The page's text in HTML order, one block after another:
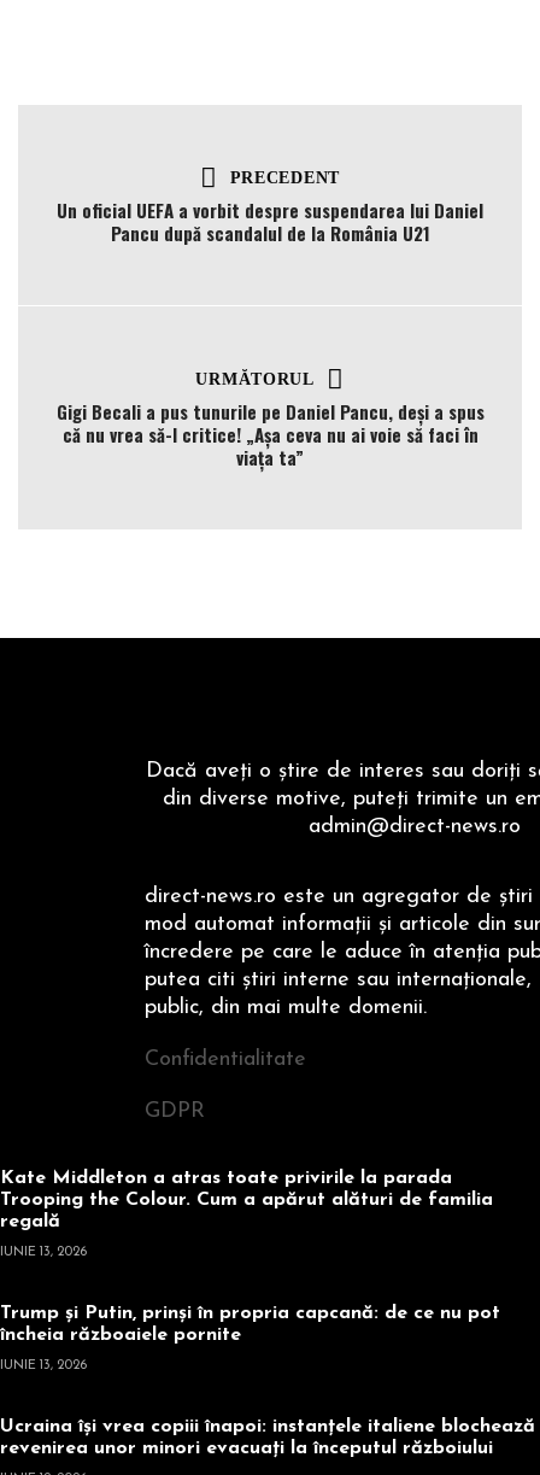
PRECEDENT
Un oficial UEFA a vorbit despre suspendarea lui Daniel
Pancu după scandalul de la România U21
URMĂTORUL
Gigi Becali a pus tunurile pe Daniel Pancu, deși a spus
că nu vrea să-l critice! „Așa ceva nu ai voie să faci în
viața ta”
Dacă aveţi o ştire de interes sau doriţi
din diverse motive, puteţi trimite un
admin@direct-news.ro
direct-news.ro este un agregator de ştiri
mod automat informaţii şi articole din
încredere pe care le aduce în atenţia
putea citi ştiri interne sau internaţionale,
public, din mai multe domenii.
Confidentialitate
GDPR
Kate Middleton a atras toate privirile la parada
Trooping the Colour. Cum a apărut alături de familia
regală
IUNIE 13, 2026
Trump și Putin, prinși în propria capcană: de ce nu pot
încheia războaiele pornite
IUNIE 13, 2026
Ucraina își vrea copiii înapoi: instanțele italiene blochează
revenirea unor minori evacuați la începutul războiului